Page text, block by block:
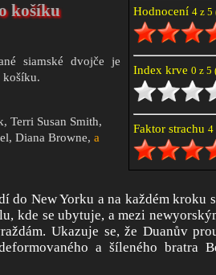
Hodnocení 4 z 5
Index krve 0 z 5
Faktor strachu 4
košíku
siamské dvojče je
košíku.
Terri Susan Smith,
Diana Browne, a
New Yorku a na každém kroku
kde se ubytuje, a mezi
Ukazuje se, že Duanův
a šíleného bratra